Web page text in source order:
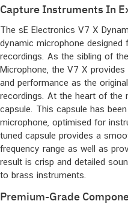
Capture Instruments In
The sE Electronics V7 X
dynamic microphone designed
recordings. As the sibling of
Microphone, the V7 X
and performance as the
recordings. At the heart of the
capsule. This capsule has
microphone, optimised for
tuned capsule provides a
frequency range as well as
result is crisp and detailed
to brass instruments.
Premium-Grade